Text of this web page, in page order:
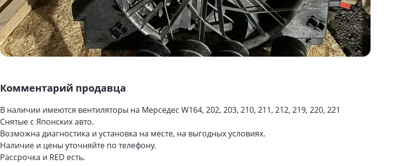
Комментарий продавца
В наличии имеются вентиляторы на Мерседес W164, 202, 203, 210, 211, 212, 219, 220, 221
Снятые с Японских авто.
Возможна диагностика и установка на месте, на выгодных условиях.
Наличие и цены уточняйте по телефону.
Рассрочка и RED есть.